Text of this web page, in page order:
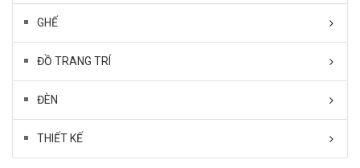
GHẾ
ĐỒ TRANG TRÍ
ĐÈN
THIẾT KẾ